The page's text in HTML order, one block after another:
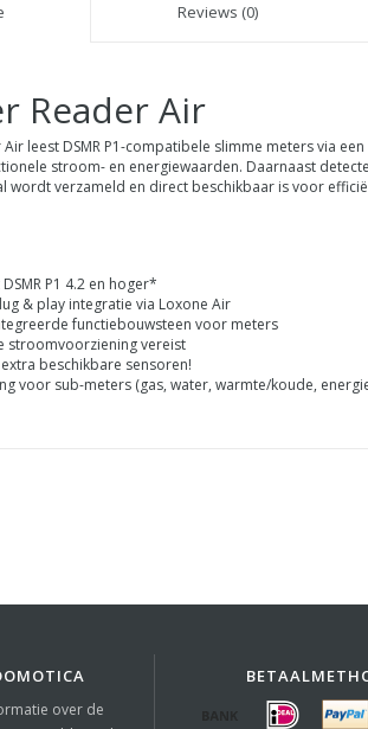
Reviews (0)
Reader Air
Air leest DSMR P1-compatibele slimme meters via
stroom- en energiewaarden. Daarnaast
wordt verzameld en direct beschikbaar is voor
P1 4.2 en hoger*
& play integratie via Loxone Air
functiebouwsteen voor meters
stroomvoorziening vereist
beschikbare sensoren!
voor sub-meters (gas, water, warmte/koude,
over de